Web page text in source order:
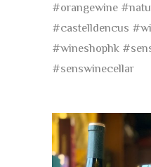
#orangewine
#castelldencus
#wineshophk
#senswinecellar